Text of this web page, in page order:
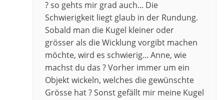
? so gehts mir grad auch... Die
Schwierigkeit liegt glaub in der Rundung.
Sobald man die Kugel kleiner oder
grösser als die Wicklung vorgibt machen
möchte, wird es schwierig... Anne, wie
machst du das ? Vorher immer um ein
Objekt wickeln, welches die gewünschte
Grösse hat ? Sonst gefällt mir meine Kugel